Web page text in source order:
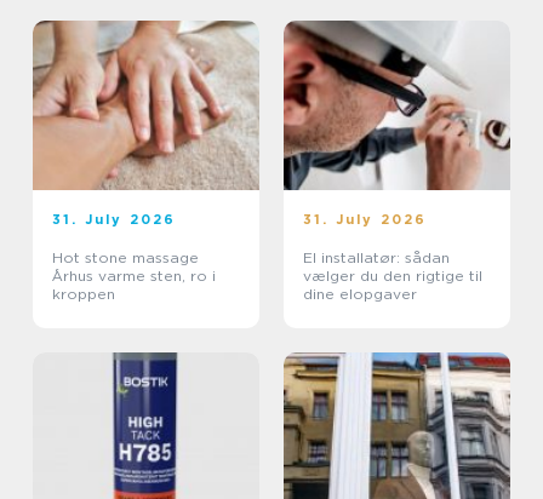
31. July 2026
Hot stone massage
Århus varme sten, ro i
kroppen
31. July 2026
El installatør: sådan
vælger du den rigtige til
dine elopgaver